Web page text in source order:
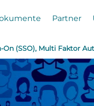
Partner
On (SSO), Multi Faktor